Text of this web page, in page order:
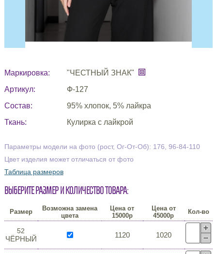
Маркировка:
"ЧЕСТНЫЙ ЗНАК"
Артикул:
Ф-127
Состав:
95% хлопок, 5% лайкра
Ткань:
Кулирка с лайкрой
Параметры модели на фото (рост, Ог-От-Об): 176, 96-84-110
Цвет изделия может отличаться от фото
Таблица размеров
Выберите размер и количество товара:
Размер
Возможна замена
цвета
Цена от
15000р
Цена от
45000р
Кол-во
52
ЧЁРНЫЙ 1120 1020